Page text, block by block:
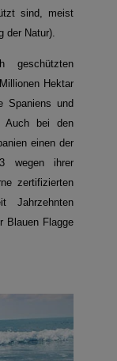
sind, meist
der Natur).
geschützten
Hektar
Spaniens und
Auch bei den
einen der
wegen ihrer
zertifizierten
Jahrzehnten
Blauen Flagge